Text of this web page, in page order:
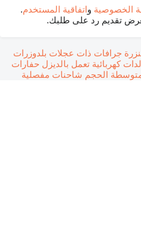
الخصوصية واتفاقية المستخدم.
تقديم رد على طلبك.
جرافات ذات عجلات بلدوزرات
كهربائية تعمل بالديزل حفارات
الحجم شاحنات مفصلية